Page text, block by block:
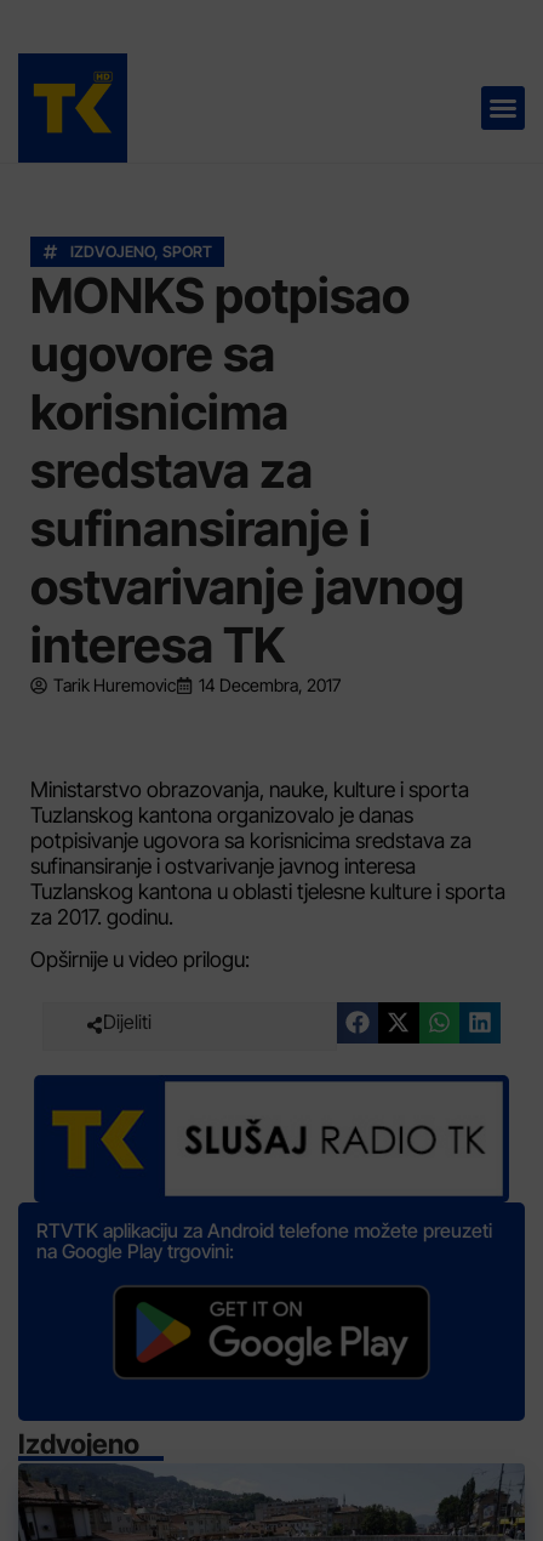
IZDVOJENO, SPORT
MONKS potpisao
ugovore sa
korisnicima
sredstava za
sufinansiranje i
ostvarivanje javnog
interesa TK
Tarik Huremovic 14 Decembra, 2017
Ministarstvo obrazovanja, nauke, kulture i sporta
Tuzlanskog kantona organizovalo je danas
potpisivanje ugovora sa korisnicima sredstava za
sufinansiranje i ostvarivanje javnog interesa
Tuzlanskog kantona u oblasti tjelesne kulture i sporta
za 2017. godinu.
Opširnije u video prilogu:
Dijeliti
RTVTK aplikaciju za Android telefone možete preuzeti
na Google Play trgovini:
Izdvojeno